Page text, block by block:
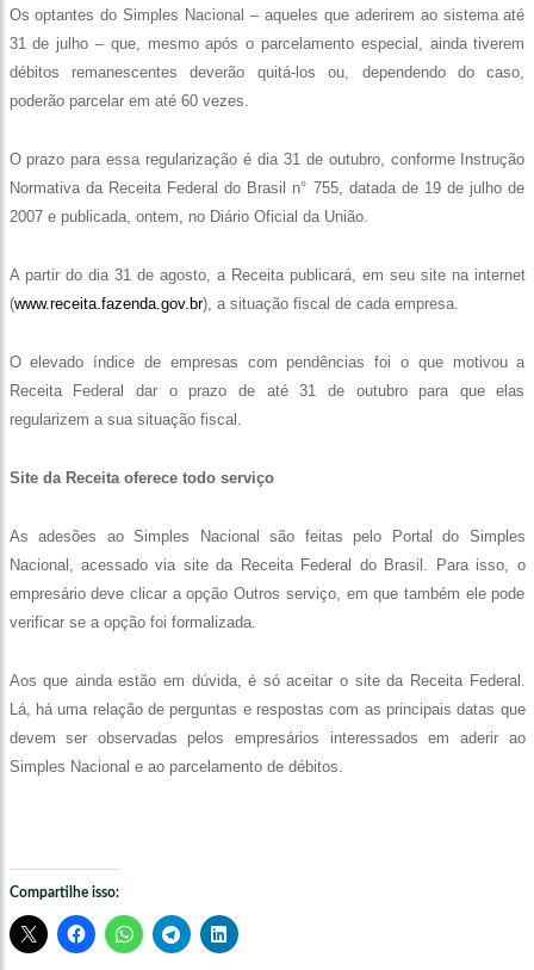
Os optantes do Simples Nacional – aqueles que aderirem ao sistema até
31 de julho – que, mesmo após o parcelamento especial, ainda tiverem
débitos remanescentes deverão quitá-los ou, dependendo do caso,
poderão parcelar em até 60 vezes.
O prazo para essa regularização é dia 31 de outubro, conforme Instrução
Normativa da Receita Federal do Brasil n° 755, datada de 19 de julho de
2007 e publicada, ontem, no Diário Oficial da União.
A partir do dia 31 de agosto, a Receita publicará, em seu site na internet
(www.receita.fazenda.gov.br), a situação fiscal de cada empresa.
O elevado índice de empresas com pendências foi o que motivou a
Receita Federal dar o prazo de até 31 de outubro para que elas
regularizem a sua situação fiscal.
Site da Receita oferece todo serviço
As adesões ao Simples Nacional são feitas pelo Portal do Simples
Nacional, acessado via site da Receita Federal do Brasil. Para isso, o
empresário deve clicar a opção Outros serviço, em que também ele pode
verificar se a opção foi formalizada.
Aos que ainda estão em dúvida, é só aceitar o site da Receita Federal.
Lá, há uma relação de perguntas e respostas com as principais datas que
devem ser observadas pelos empresários interessados em aderir ao
Simples Nacional e ao parcelamento de débitos.
Compartilhe isso: